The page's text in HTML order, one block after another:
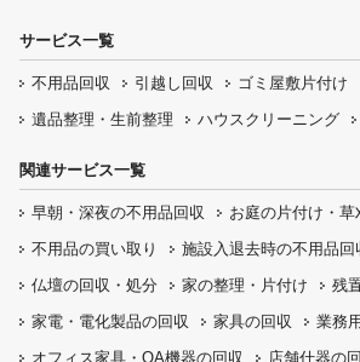
サービス一覧
不用品回収 引越し回収
ゴミ屋敷片付け
遺品整理・生前整理
ハウスクリーニング
関連サービス一覧
早朝・深夜の不用品回収 お庭の片付け・ 草
不用品の買い取り 施設入退去時の不用品回
仏壇の回収・処分 家の整理・片付け 残
家電・電化製品の回収
家具の回収 業務
オフィス家具 ・OA機器の回収 店舗什器の